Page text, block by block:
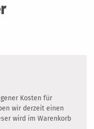
Kosten für
wir derzeit einen
wird im Warenkorb